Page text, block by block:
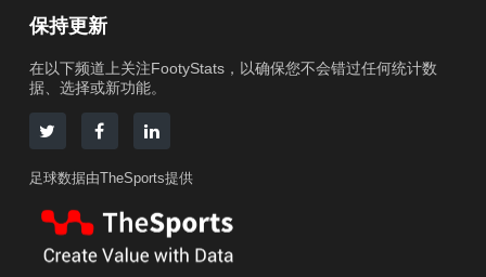
保持更新
在以下频道上关注FootyStats，以确保您不会错过任何统计数
据、选择或新功能。
足球数据由TheSports提供